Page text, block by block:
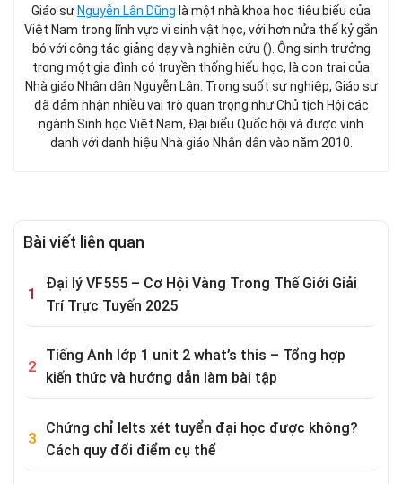
Giáo sư Nguyễn Lân Dũng là một nhà khoa học tiêu biểu của
Việt Nam trong lĩnh vực vi sinh vật học, với hơn nửa thế kỷ gắn
bó với công tác giảng dạy và nghiên cứu (). Ông sinh trưởng
trong một gia đình có truyền thống hiếu học, là con trai của
Nhà giáo Nhân dân Nguyễn Lân. Trong suốt sự nghiệp, Giáo sư
đã đảm nhận nhiều vai trò quan trọng như Chủ tịch Hội các
ngành Sinh học Việt Nam, Đại biểu Quốc hội và được vinh
danh với danh hiệu Nhà giáo Nhân dân vào năm 2010.
Bài viết liên quan
Đại lý VF555 – Cơ Hội Vàng Trong Thế Giới Giải
Trí Trực Tuyến 2025
Tiếng Anh lớp 1 unit 2 what’s this – Tổng hợp
kiến thức và hướng dẫn làm bài tập
Chứng chỉ Ielts xét tuyển đại học được không?
Cách quy đổi điểm cụ thể